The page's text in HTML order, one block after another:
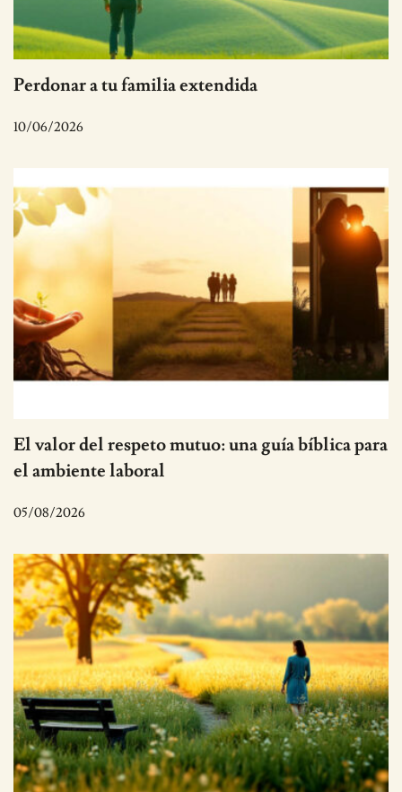
Perdonar a tu familia extendida
10/06/2026
El valor del respeto mutuo: una guía bíblica para
el ambiente laboral
05/08/2026